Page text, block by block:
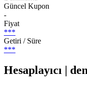
Güncel Kupon
-
Fiyat
***
Getiri / Süre
***
Hesaplayıcı |